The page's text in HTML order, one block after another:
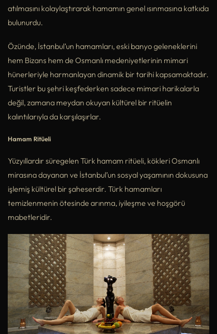
atılmasını kolaylaştırarak hamamın genel ısınmasına katkıda
bulunurdu.
Özünde, İstanbul’un hamamları, eski banyo geleneklerini
hem Bizans hem de Osmanlı medeniyetlerinin mimari
hünerleriyle harmanlayan dinamik bir tarihi kapsamaktadır.
Turistler bu şehri keşfederken sadece mimari harikalarla
değil, zamana meydan okuyan kültürel bir ritüelin
kalıntılarıyla da karşılaşırlar.
Hamam Ritüeli
Yüzyıllardır süregelen Türk hamam ritüeli, kökleri Osmanlı
mirasına dayanan ve İstanbul’un sosyal yaşamının dokusuna
işlemiş kültürel bir şaheserdir. Türk hamamları
temizlenmenin ötesinde arınma, iyileşme ve hoşgörü
mabetleridir.